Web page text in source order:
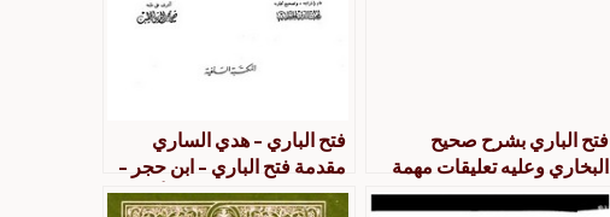
فتح الباري بشرح صحيح
البخاري وعليه تعليقات مهمة
للبراك قابل للبحث والنسخ- ط
فتح الباري – هدي الساري
مقدمة فتح الباري – ابن حجر –
طبعة المكتبة السلفية الأولى